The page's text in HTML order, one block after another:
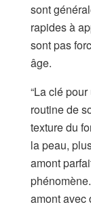
sont
rapides à
sont pas
âge.
“La clé
routine de
texture du
la peau,
amont
amont avec